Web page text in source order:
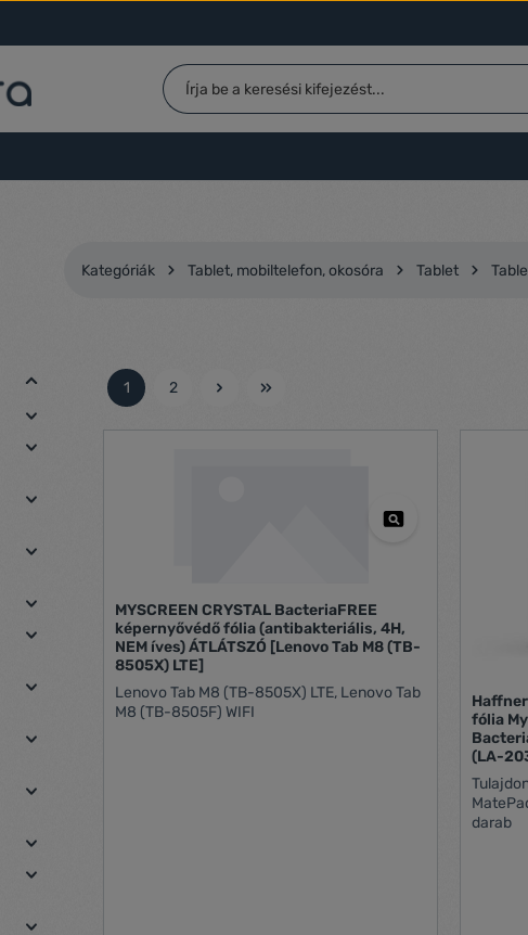
Kategóriák Tablet, mobiltelefon, okosóra Tablet
Oldal
1
Oldal
2
MYSCREEN CRYSTAL BacteriaFREE
képernyővédő fólia (antibakteriális, 4H,
NEM íves) ÁTLÁTSZÓ [Lenovo Tab M8 (TB-
8505X) LTE]
Lenovo Tab M8 (TB-8505X) LTE, Lenovo Tab
M8 (TB-8505F) WIFI
fólia
(LA-
Tulajdonságok:
darab